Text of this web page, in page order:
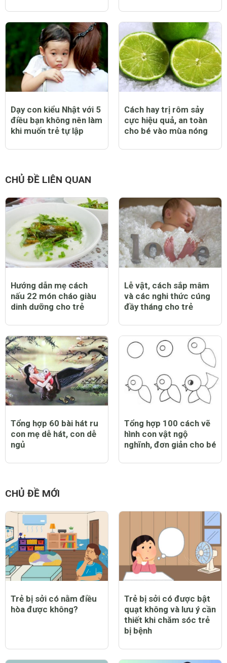
Dạy con kiểu Nhật với 5
điều bạn không nên làm
khi muốn trẻ tự lập
Cách hay trị rôm sảy
cực hiệu quả, an toàn
cho bé vào mùa nóng
CHỦ ĐỀ LIÊN QUAN
Hướng dẫn mẹ cách
nấu 22 món cháo giàu
dinh dưỡng cho trẻ
Lễ vật, cách sắp mâm
và các nghi thức cúng
đầy tháng cho trẻ
Tổng hợp 60 bài hát ru
con mẹ dễ hát, con dễ
ngủ
Tổng hợp 100 cách vẽ
hình con vật ngộ
nghĩnh, đơn giản cho bé
CHỦ ĐỀ MỚI
Trẻ bị sởi có nằm điều
hòa được không?
Trẻ bị sởi có được bật
quạt không và lưu ý cần
thiết khi chăm sóc trẻ
bị bệnh